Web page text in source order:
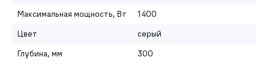
Максимальная мощность, Вт
1400
Цвет
серый
Глубина, мм
300